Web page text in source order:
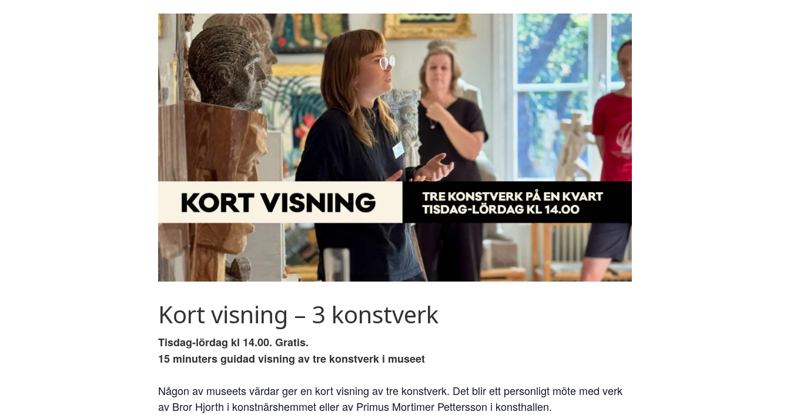
Kort visning – 3 konstverk
Tisdag-lördag kl 14.00. Gratis.
15 minuters guidad visning av tre konstverk i museet
Någon av museets värdar ger en kort visning av tre konstverk. Det blir ett personligt möte med verk
av Bror Hjorth i konstnärshemmet eller av Primus Mortimer Pettersson i konsthallen.